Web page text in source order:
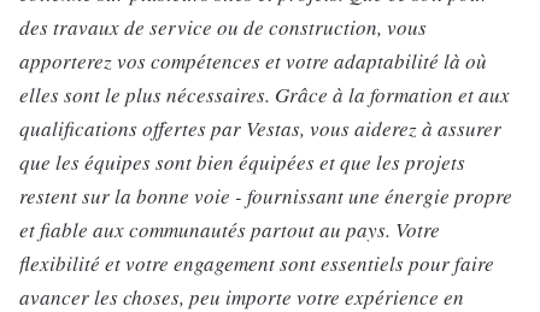
des travaux de service ou de construction, vous
apporterez vos compétences et votre adaptabilité là où
elles sont le plus nécessaires. Grâce à la formation et aux
qualifications offertes par Vestas, vous aiderez à assurer
que les équipes sont bien équipées et que les projets
restent sur la bonne voie - fournissant une énergie propre
et fiable aux communautés partout au pays. Votre
flexibilité et votre engagement sont essentiels pour faire
avancer les choses, peu importe votre expérience en